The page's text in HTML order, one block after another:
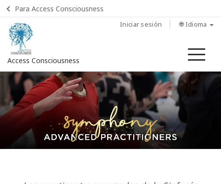
Para Access Consciousness
Iniciar sesión 🌐 Idioma
Access Consciousness
Iniciar
sesión
en
su
cuenta
Clases